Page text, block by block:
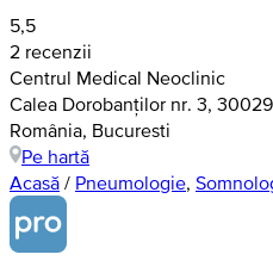
5,5
2 recenzii
Centrul Medical Neoclinic
Calea Dorobanților nr. 3,
România, Bucuresti
Pe hartă
Acasă / Pneumologie,